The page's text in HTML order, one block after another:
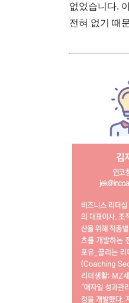
없었습니다.
전혀 없기 때